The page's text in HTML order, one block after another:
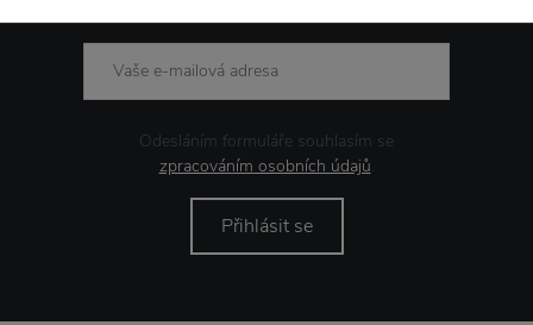
Odesláním formuláře souhlasím se
zpracováním osobních údajů.
Přihlásit se